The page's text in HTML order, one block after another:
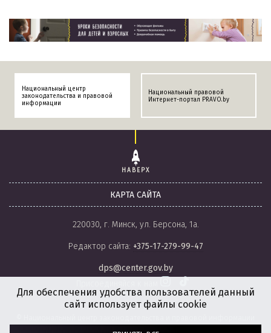
Национальный центр
законодательства и правовой
информации
Национальный правовой
Интернет-портал PRAVO.by
НАВЕРХ
КАРТА САЙТА
220030, г. Минск, ул. Берсона, 1а.
Редактор сайта: +375-17-279-99-47
dps@center.gov.by
Республики Беларусь, 2008-2026.
Для обеспечения удобства пользователей данный
сайт использует файлы cookie